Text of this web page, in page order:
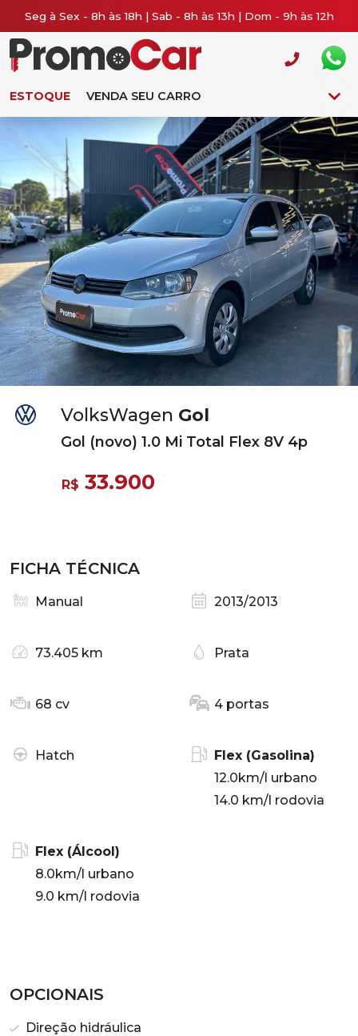
Seg à Sex - 8h às 18h | Sab - 8h às 13h | Dom - 9h às 12h
ESTOQUE VENDA SEU CARRO
VolksWagen Gol
Gol (novo) 1.0 Mi Total Flex 8V 4p
R$ 33.900
FICHA TÉCNICA
Manual 2013/2013
73.405 km Prata
68 cv 4 portas
Hatch
Flex (Gasolina)
12.0km/l urbano
14.0 km/l rodovia
Flex (Álcool)
8.0km/l urbano
9.0 km/l rodovia
OPCIONAIS
Direção hidráulica